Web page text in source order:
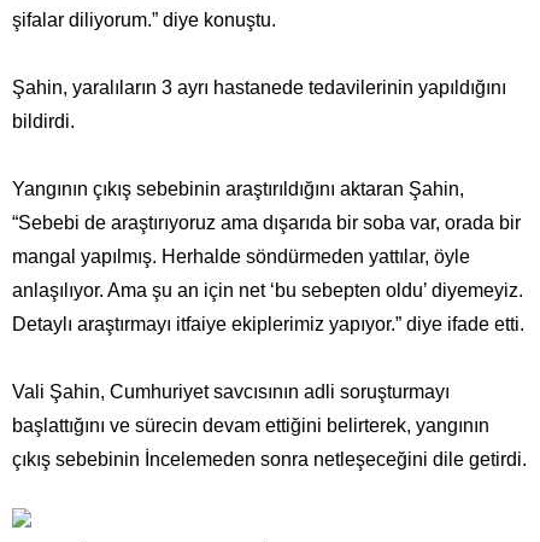
şifalar diliyorum.” diye konuştu.
Şahin, yaralıların 3 ayrı hastanede tedavilerinin yapıldığını
bildirdi.
Yangının çıkış sebebinin araştırıldığını aktaran Şahin,
“Sebebi de araştırıyoruz ama dışarıda bir soba var, orada bir
mangal yapılmış. Herhalde söndürmeden yattılar, öyle
anlaşılıyor. Ama şu an için net ‘bu sebepten oldu’ diyemeyiz.
Detaylı araştırmayı itfaiye ekiplerimiz yapıyor.” diye ifade etti.
Vali Şahin, Cumhuriyet savcısının adli soruşturmayı
başlattığını ve sürecin devam ettiğini belirterek, yangının
çıkış sebebinin İncelemeden sonra netleşeceğini dile getirdi.